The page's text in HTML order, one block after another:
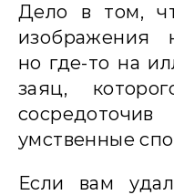
Дело в том,
изображения
но где-то на
заяц,
умственные
Если вам